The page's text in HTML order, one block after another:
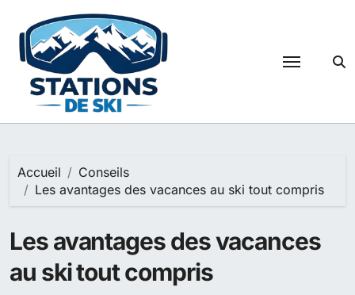
contenu
Accueil
Conseils
Les avantages des vacances au ski tout compris
Les avantages des vacances
au ski tout compris